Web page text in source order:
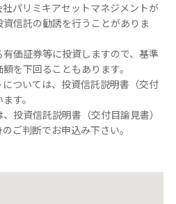
パリミキアセットマネジメントが
信託の勧誘を行うことがありま
価証券等に投資しますので、基準
を下回ることもあります。
ついては、投資信託説明書（交付
す。
投資信託説明書（交付目論見書）
ご判断でお申込み下さい。